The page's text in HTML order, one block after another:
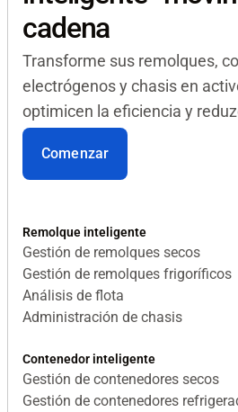
cadena
Transforme sus remolques,
electrógenos y chasis en
optimicen la eficiencia y
Comenzar
Remolque inteligente
Gestión de remolques secos
Gestión de remolques frigoríficos
Análisis de flota
Administración de chasis
Contenedor inteligente
Gestión de contenedores secos
Gestión de contenedores